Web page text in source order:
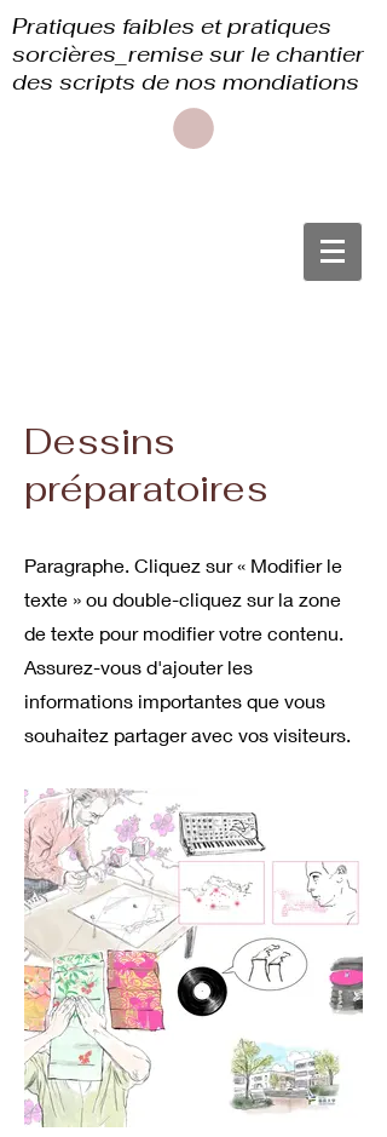
Pratiques faibles et pratiques
sorcières_remise sur le chantier
des scripts de nos mondiations
Dessins
préparatoires
Paragraphe. Cliquez sur « Modifier le
texte » ou double-cliquez sur la zone
de texte pour modifier votre contenu.
Assurez-vous d'ajouter les
informations importantes que vous
souhaitez partager avec vos visiteurs.